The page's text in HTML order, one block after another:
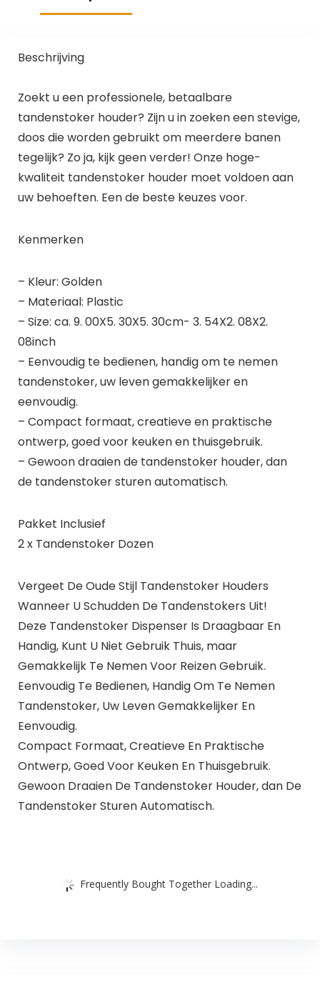
Beschrijving
Zoekt u een professionele, betaalbare
tandenstoker houder? Zijn u in zoeken een stevige,
doos die worden gebruikt om meerdere banen
tegelijk? Zo ja, kijk geen verder! Onze hoge-
kwaliteit tandenstoker houder moet voldoen aan
uw behoeften. Een de beste keuzes voor.
Kenmerken
– Kleur: Golden
– Materiaal: Plastic
– Size: ca. 9. 00X5. 30X5. 30cm- 3. 54X2. 08X2.
08inch
– Eenvoudig te bedienen, handig om te nemen
tandenstoker, uw leven gemakkelijker en
eenvoudig.
– Compact formaat, creatieve en praktische
ontwerp, goed voor keuken en thuisgebruik.
– Gewoon draaien de tandenstoker houder, dan
de tandenstoker sturen automatisch.
Pakket Inclusief
2 x Tandenstoker Dozen
Vergeet De Oude Stijl Tandenstoker Houders
Wanneer U Schudden De Tandenstokers Uit!
Deze Tandenstoker Dispenser Is Draagbaar En
Handig, Kunt U Niet Gebruik Thuis, maar
Gemakkelijk Te Nemen Voor Reizen Gebruik.
Eenvoudig Te Bedienen, Handig Om Te Nemen
Tandenstoker, Uw Leven Gemakkelijker En
Eenvoudig.
Compact Formaat, Creatieve En Praktische
Ontwerp, Goed Voor Keuken En Thuisgebruik.
Gewoon Draaien De Tandenstoker Houder, dan De
Tandenstoker Sturen Automatisch.
Frequently Bought Together Loading...